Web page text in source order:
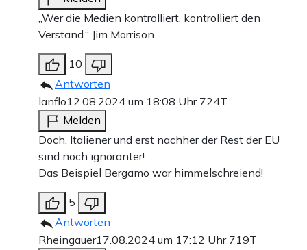
„Wer die Medien kontrolliert, kontrolliert den
Verstand.“ Jim Morrison
10
Antworten
lanflo12.08.2024 um 18:08 Uhr 724T
Melden
Doch, Italiener und erst nachher der Rest der EU
sind noch ignoranter!
Das Beispiel Bergamo war himmelschreiend!
5
Antworten
Rheingauer17.08.2024 um 17:12 Uhr 719T